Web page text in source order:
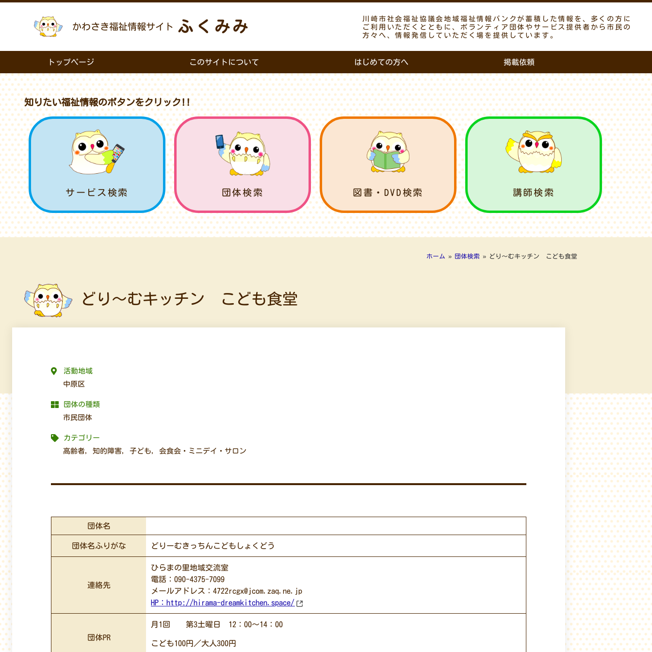
かわさき福祉情報サイト ふくみみ
川崎市社会福祉協議会地域福祉情報バンクが蓄積した情報を、多くの方に
ご利用いただくとともに、ボランティア団体やサービス提供者から市民の
方々へ、情報発信していただく場を提供しています。
トップページ このサイトについて はじめての方へ 掲載依頼
知りたい福祉情報のボタンをクリック!!
サービス検索 団体検索 図書・DVD検索 講師検索
ホーム » 団体検索 » どり～むキッチン こども食堂
どり～むキッチン こども食堂
活動地域
中原区
団体の種類
市民団体
カテゴリー
高齢者, 知的障害, 子ども, 会食会・ミニデイ・サロン
団体名
団体名ふりがな どりーむきっちんこどもしょくどう
連絡先
ひらまの里地域交流室
電話：090-4375-7099
メールアドレス：4722rcgx@jcom.zaq.ne.jp
HP： http://hirama-dreamkitchen.space/
団体PR
月1回 第3土曜日 12：00～14：00
こども100円／大人300円